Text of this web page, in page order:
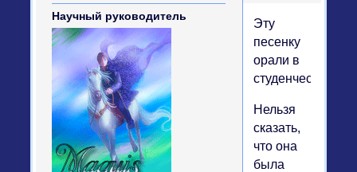
Научный руководитель
Эту
песенку
орали в
студенчестве)))
Нельзя
сказать,
что она
была